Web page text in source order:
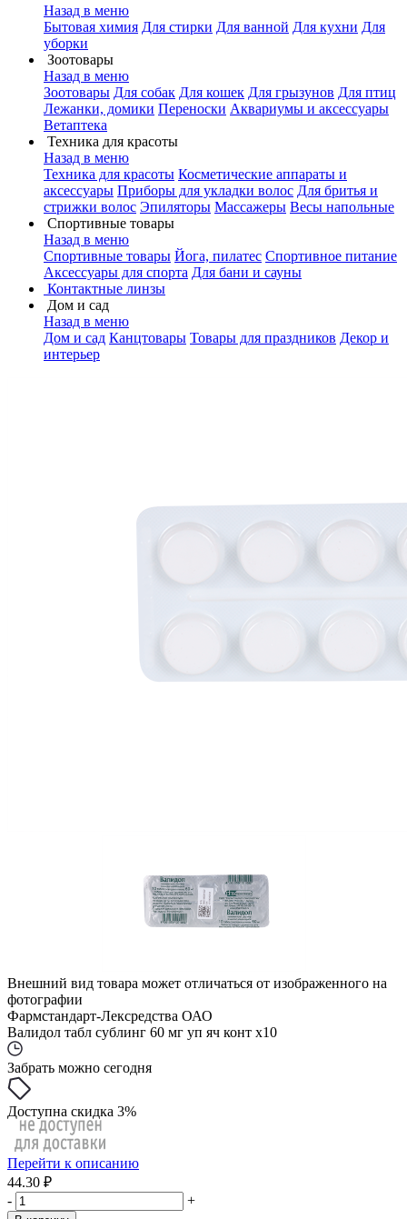
Назад в меню
Бытовая химия Для стирки Для ванной Для кухни Для
уборки
Зоотовары
Назад в меню
Зоотовары Для собак Для кошек Для грызунов Для птиц
Лежанки, домики Переноски Аквариумы и аксессуары
Ветаптека
Техника для красоты
Назад в меню
Техника для красоты Косметические аппараты и
аксессуары Приборы для укладки волос Для бритья и
стрижки волос Эпиляторы Массажеры Весы напольные
Спортивные товары
Назад в меню
Спортивные товары Йога, пилатес Спортивное питание
Аксессуары для спорта Для бани и сауны
Контактные линзы
Дом и сад
Назад в меню
Дом и сад Канцтовары Товары для праздников Декор и
интерьер
Внешний вид товара может отличаться от изображенного на
фотографии
Фармстандарт-Лексредства ОАО
Валидол табл сублинг 60 мг уп яч конт x10
Забрать можно сегодня
Доступна скидка 3%
Перейти к описанию
44.30 ₽
-
+